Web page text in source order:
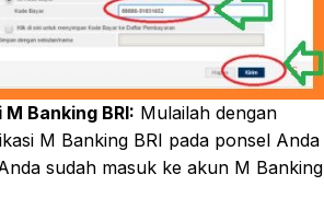
Banking BRI: Mulailah dengan
M Banking BRI pada ponsel Anda
sudah masuk ke akun M Banking